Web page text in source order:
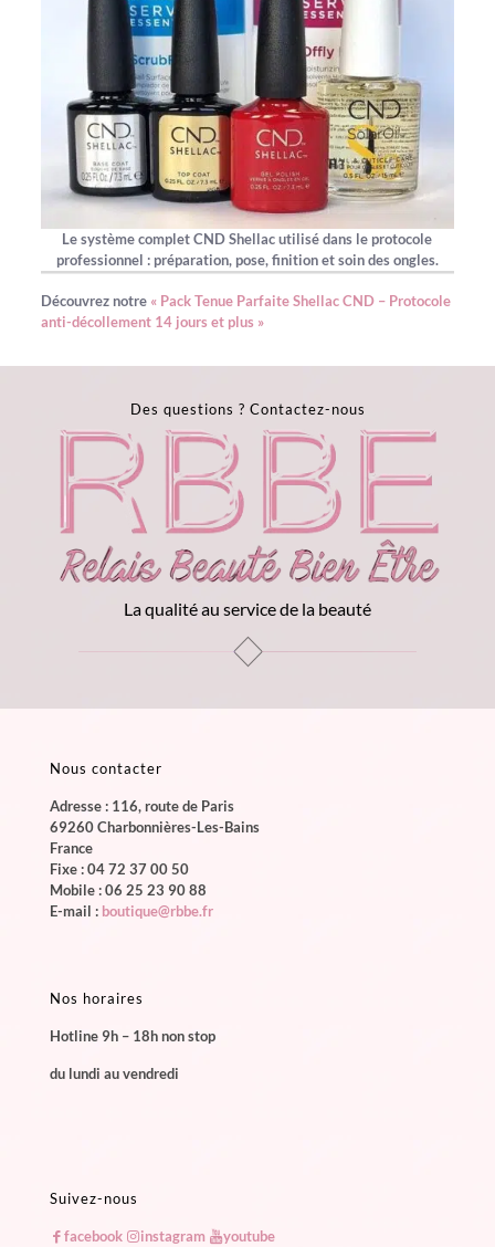
Le système complet CND Shellac utilisé dans le protocole
professionnel : préparation, pose, finition et soin des ongles.
Découvrez notre « Pack Tenue Parfaite Shellac CND – Protocole
anti-décollement 14 jours et plus »
Des questions ? Contactez-nous
La qualité au service de la beauté
Nous contacter
Adresse : 116, route de Paris
69260 Charbonnières-Les-Bains
France
Fixe :04 72 37 00 50
Mobile :06 25 23 90 88
E-mail : boutique@rbbe.fr
Nos horaires
Hotline 9h – 18h non stop
du lundi au vendredi
Suivez-nous
facebook instagram youtube